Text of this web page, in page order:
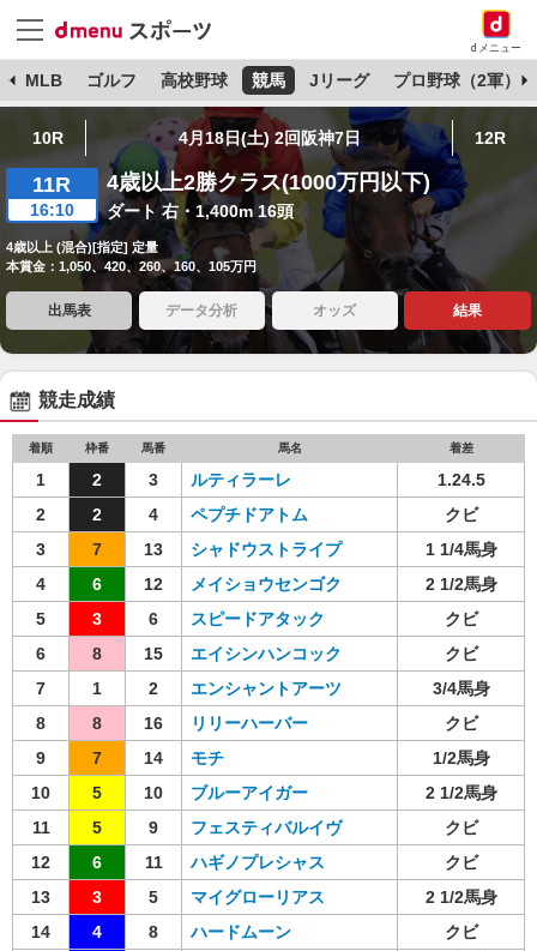
dメニュー
MLB ゴルフ 高校野球 競馬 Jリーグ プロ野球（2軍）
10R 4月18日(土) 2回阪神7日 12R
11R
16:10
4歳以上2勝クラス(1000万円以下)
ダート 右・1,400m 16頭
4歳以上 (混合)[指定] 定量
本賞金：1,050、420、260、160、105万円
出馬表 データ分析 オッズ 結果
競走成績
着順 枠番 馬番 馬名 着差
1 2 3 ルティラーレ
1.24.5
2
2 4 ペプチドアトム
クビ
3
7 13 シャドウストライプ
1 1/4馬身
4
6 12 メイショウセンゴク
2 1/2馬身
5
3 6 スピードアタック
クビ
6
8 15 エイシンハンコック
クビ
7
1 2 エンシャントアーツ
3/4馬身
8
8 16 リリーハーバー
クビ
9
7 14 モチ
1/2馬身
10
5 10 ブルーアイガー
2 1/2馬身
11
5 9 フェスティバルイヴ
クビ
12
6 11 ハギノプレシャス
クビ
13
3 5 マイグローリアス
2 1/2馬身
14
4 8 ハードムーン
クビ